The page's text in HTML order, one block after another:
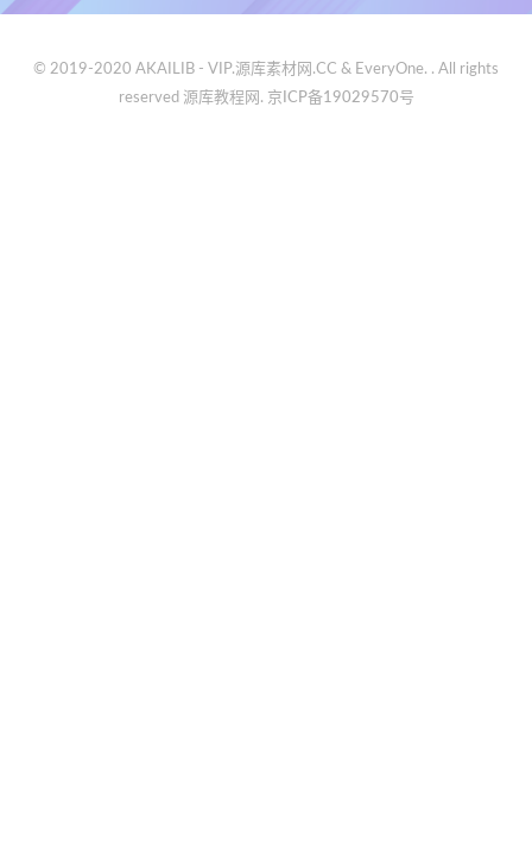
© 2019-2020 AKAILIB - VIP.源库素材网.CC & EveryOne. . All rights
reserved 源库教程网. 京ICP备19029570号